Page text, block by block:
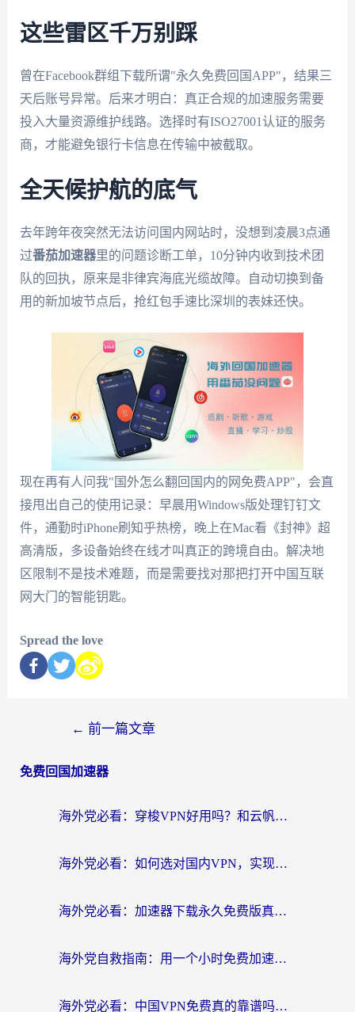
这些雷区千万别踩
曾在Facebook群组下载所谓"永久免费回国APP"，结果三
天后账号异常。后来才明白：真正合规的加速服务需要
投入大量资源维护线路。选择时有ISO27001认证的服务
商，才能避免银行卡信息在传输中被截取。
全天候护航的底气
去年跨年夜突然无法访问国内网站时，没想到凌晨3点通
过番茄加速器里的问题诊断工单，10分钟内收到技术团
队的回执，原来是非律宾海底光缆故障。自动切换到备
用的新加坡节点后，抢红包手速比深圳的表妹还快。
现在再有人问我"国外怎么翻回国内的网免费APP"，会直
接甩出自己的使用记录：早晨用Windows版处理钉钉文
件，通勤时iPhone刷知乎热榜，晚上在Mac看《封神》超
高清版，多设备始终在线才叫真正的跨境自由。解决地
区限制不是技术难题，而是需要找对那把打开中国互联
网大门的智能钥匙。
Spread the love
← 前一篇文章
免费回国加速器
海外党必看：穿梭VPN好用吗？和云帆VPN对比哪个回国效果更好？附真实测评+避坑指南
海外党必看：如何选对国内VPN，实现无缝访问国内资源？
海外党必看：加速器下载永久免费版真的存在吗？教你无缝访问国内资源的正确姿势
海外党自救指南：用一个小时免费加速器，轻松打破国内资源访问壁垒？
海外党必看：中国VPN免费真的靠谱吗？手把手教你选对回国加速器